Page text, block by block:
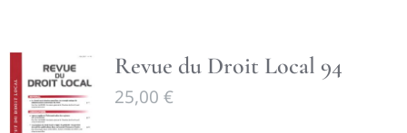
Revue du Droit Local 94
25,00 €